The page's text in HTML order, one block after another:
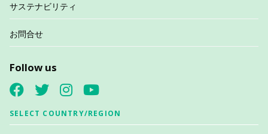
サステナビリティ
お問合せ
Follow us
SELECT COUNTRY/REGION